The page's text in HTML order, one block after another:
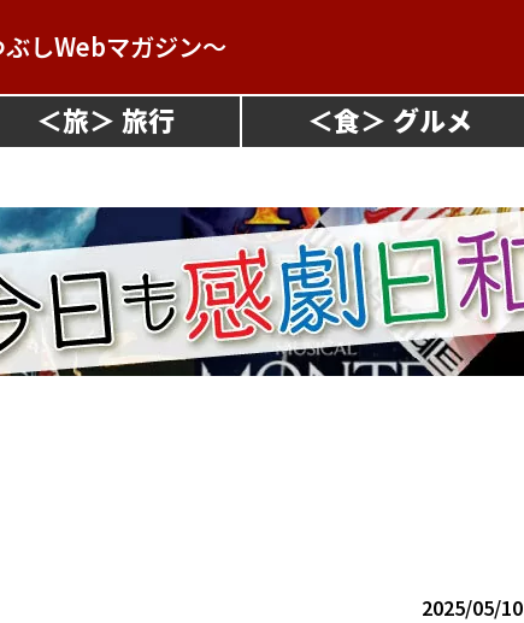
しWebマガジン～
＜旅＞ ＜食＞
2025/05/10